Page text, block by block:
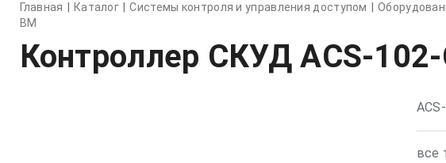
Главная Каталог Системы контроля и управления доступом
BM
Контроллер СКУД ACS-102-
все